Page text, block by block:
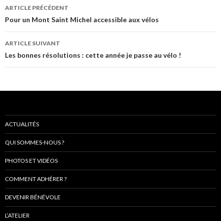
Navigation
de
l’article
ARTICLE PRÉCÉDENT
Pour un Mont Saint Michel accessible aux vélos
ARTICLE SUIVANT
Les bonnes résolutions : cette année je passe au vélo !
ACTUALITÉS
QUI SOMMES-NOUS ?
PHOTOS ET VIDÉOS
COMMENT ADHÉRER ?
DEVENIR BÉNÉVOLE
L’ATELIER